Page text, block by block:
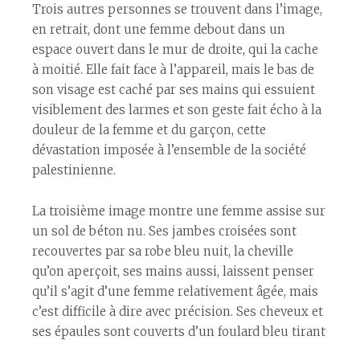
Trois autres personnes se trouvent dans l’image,
en retrait, dont une femme debout dans un
espace ouvert dans le mur de droite, qui la cache
à moitié. Elle fait face à l’appareil, mais le bas de
son visage est caché par ses mains qui essuient
visiblement des larmes et son geste fait écho à la
douleur de la femme et du garçon, cette
dévastation imposée à l’ensemble de la société
palestinienne.
La troisième image montre une femme assise sur
un sol de béton nu. Ses jambes croisées sont
recouvertes par sa robe bleu nuit, la cheville
qu’on aperçoit, ses mains aussi, laissent penser
qu’il s’agit d’une femme relativement âgée, mais
c’est difficile à dire avec précision. Ses cheveux et
ses épaules sont couverts d’un foulard bleu tirant